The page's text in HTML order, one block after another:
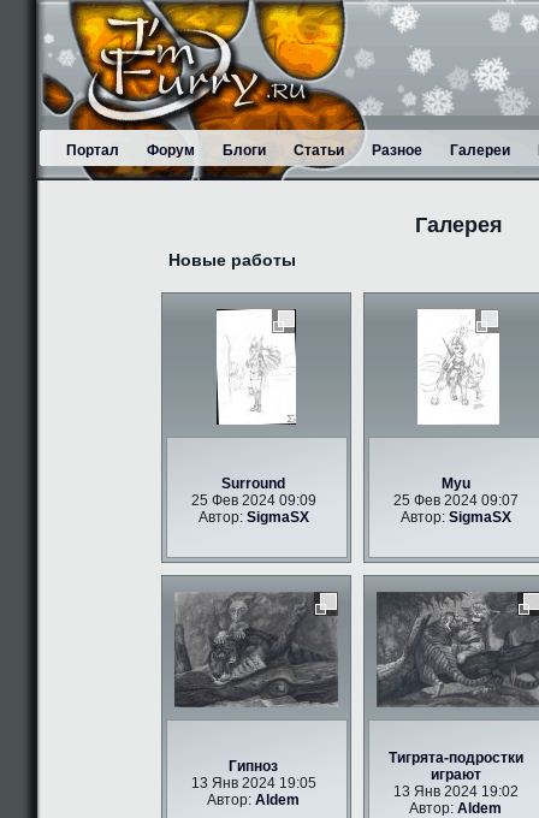
Портал Форум Блоги Статьи Разное Галереи
Галерея
Новые работы
Surround
25 Фев 2024 09:09
Автор: SigmaSX
Myu
25 Фев 2024 09:07
Автор: SigmaSX
Гипноз
13 Янв 2024 19:05
Автор:Aldem
Тигрята-подростки
играют
13 Янв 2024 19:02
Автор:Aldem